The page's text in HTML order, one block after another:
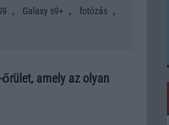
, Galaxy s9+ , fotózás ,
amely az olyan